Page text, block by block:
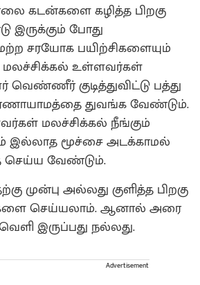
கடன்களை கழித்த பிறகு
இருக்கும் போது
சரயோக பயிற்சிகளையும்
உள்ளவர்கள்
குடித்துவிட்டு பத்து
துவங்க வேண்டும்.
மலச்சிக்கல் நீங்கும்
இல்லாத மூச்சை அடக்காமல்
செய்ய வேண்டும்.
முன்பு அல்லது குளித்த பிறகு
செய்யலாம். ஆனால் அரை
இருப்பது நல்லது.
Advertisement